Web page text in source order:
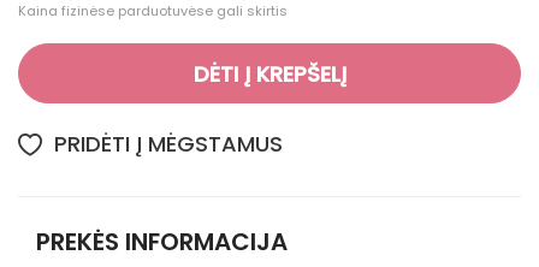
Kaina fizinėse parduotuvėse gali skirtis
DĖTI Į KREPŠELĮ
PRIDĖTI Į MĖGSTAMUS
PREKĖS INFORMACIJA